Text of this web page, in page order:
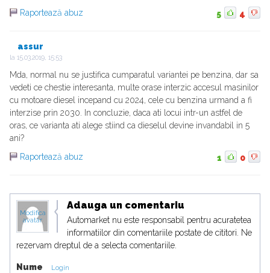
Raportează abuz
5 4
assur
la 15.03.2019, 15:53
Mda, normal nu se justifica cumparatul variantei pe benzina, dar sa
vedeti ce chestie interesanta, multe orase interzic accesul masinilor
cu motoare diesel incepand cu 2024, cele cu benzina urmand a fi
interzise prin 2030. In concluzie, daca ati locui intr-un astfel de
oras, ce varianta ati alege stiind ca dieselul devine invandabil in 5
ani?
Raportează abuz
1 0
Modifica
avatar
Adauga un comentariu
Automarket nu este responsabil pentru acuratetea
informatiilor din comentariile postate de cititori. Ne
rezervam dreptul de a selecta comentariile.
Nume Login